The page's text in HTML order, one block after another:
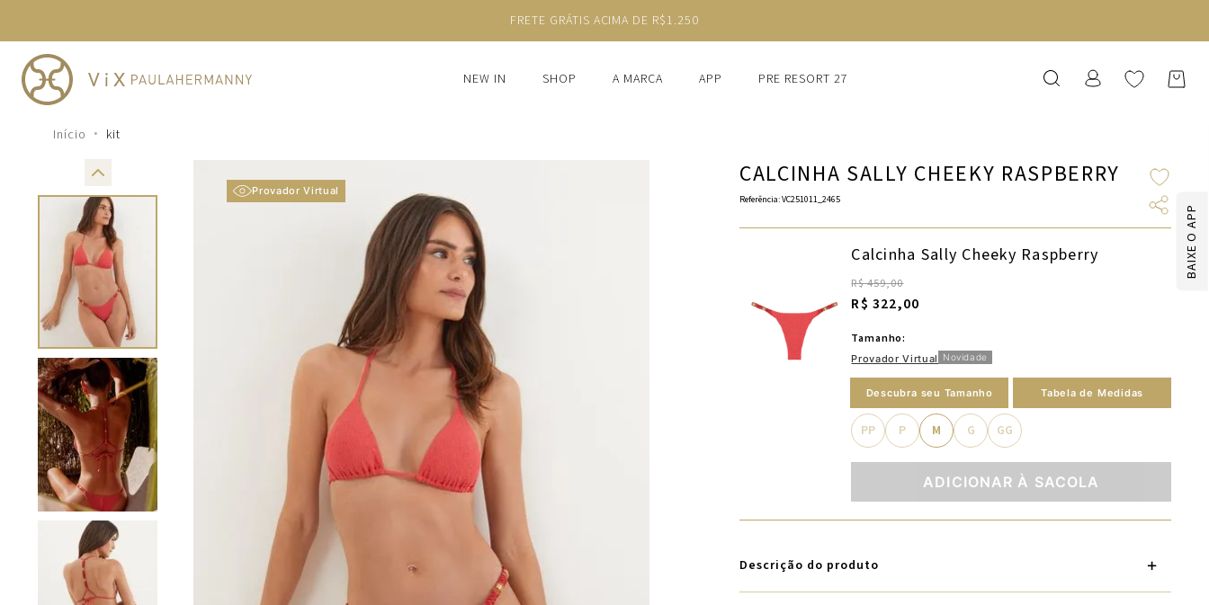
BAIXE O APP
FRETE GRÁTIS ACIMA DE R$1.250
NEW IN SHOP A MARCA APP PRE RESORT 27
kit
Provador Virtual
CALCINHA SALLY CHEEKY RASPBERRY
Referência:VC251011_2465
Calcinha Sally Cheeky Raspberry
R$ 459,00
R$ 322,00
Tamanho:
Provador Virtual Novidade
Descubra seu Tamanho Tabela de Medidas
PP P M G GG
ADICIONAR À SACOLA
Descrição do produto
cheeky
2º
vestido
vestido curto
calcinha
vestidos
saida
top
verde